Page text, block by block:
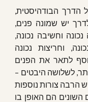
הדרך הבודהיסטית,
יש שמונה פנים,
וחשיבה נכונה,
וחריצות נכונה
נוסף לתאר את הפנים
לשלושה היבטים –
הרבה צורות נוספות
הם האופן בו